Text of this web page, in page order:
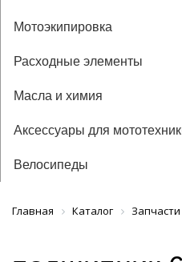
Мотоэкипировка
Расходные элементы
Масла и химия
Аксессуары для
Велосипеды
Главная Каталог Запчасти